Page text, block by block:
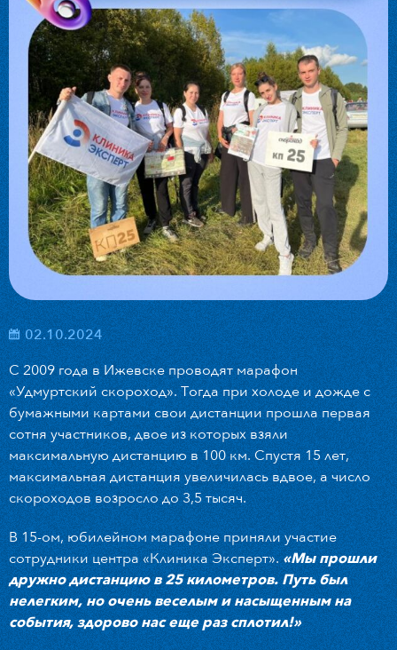
02.10.2024
С 2009 года в Ижевске проводят марафон
«Удмуртский скороход». Тогда при холоде и дожде с
бумажными картами свои дистанции прошла первая
сотня участников, двое из которых взяли
максимальную дистанцию в 100 км. Спустя 15 лет,
максимальная дистанция увеличилась вдвое, а число
скороходов возросло до 3,5 тысяч.
В 15-ом, юбилейном марафоне приняли участие
сотрудники центра «Клиника Эксперт».«Мы прошли
дружно дистанцию в 25 километров. Путь был
нелегким, но очень веселым и насыщенным на
события, здорово нас еще раз сплотил!»